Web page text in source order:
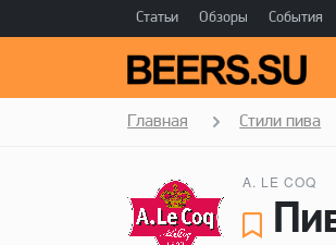
Статьи Обзоры События
Главная Стили пива
A. LE COQ